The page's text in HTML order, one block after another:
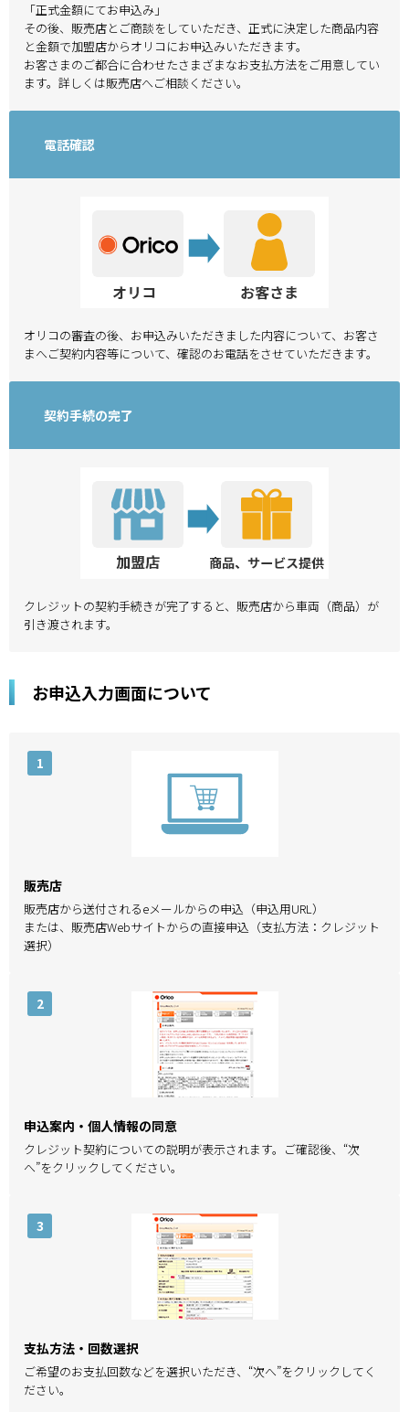
「正式金額にてお申込み」
その後、販売店とご商談をしていただき、正式に決定した商品内容
と金額で加盟店からオリコにお申込みいただきます。
お客さまのご都合に合わせたさまざまなお支払方法をご用意してい
ます。詳しくは販売店へご相談ください。
電話確認
オリコの審査の後、お申込みいただきました内容について、お客さ
まへご契約内容等について、確認のお電話をさせていただきます。
契約手続の完了
クレジットの契約手続きが完了すると、販売店から車両（商品）が
引き渡されます。
お申込入力画面について
1
販売店
販売店から送付されるeメールからの申込（申込用URL）
または、販売店Webサイトからの直接申込（支払方法：クレジット
選択）
2
申込案内・個人情報の同意
クレジット契約についての説明が表示されます。ご確認後、“次
へ”をクリックしてください。
3
支払方法・回数選択
ご希望のお支払回数などを選択いただき、“次へ”をクリックしてく
ださい。